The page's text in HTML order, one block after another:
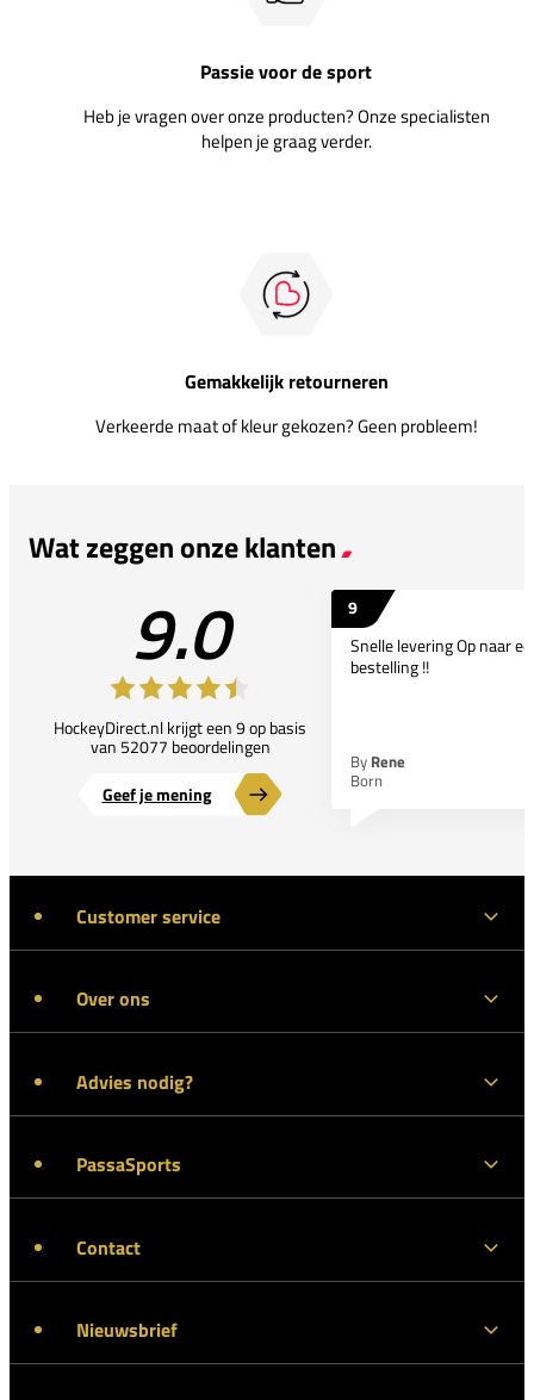
Passie voor de sport
Heb je vragen over onze producten? Onze specialisten
helpen je graag verder.
Gemakkelijk retourneren
Verkeerde maat of kleur gekozen? Geen probleem!
Wat zeggen onze klanten
9.0
HockeyDirect.nl krijgt een 9 op basis
van 52077 beoordelingen
Geef je mening
9
Snelle levering Op naar
bestelling !!
By Rene
Born
Customer service
Over ons
Advies nodig?
PassaSports
Contact
Nieuwsbrief